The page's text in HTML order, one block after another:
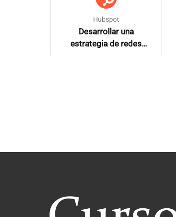
Hubspot
Desarrollar una
estrategia de redes
sociales